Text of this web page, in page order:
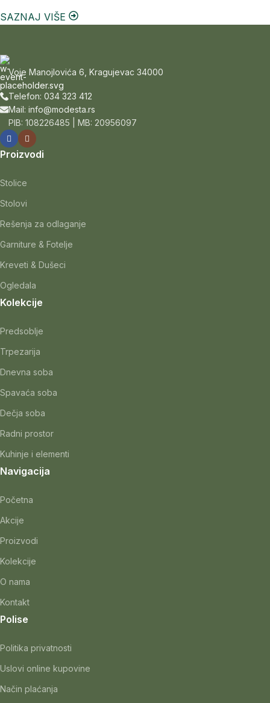
SAZNAJ VIŠE
Voje Manojlovića 6, Kragujevac 34000
Telefon: 034 323 412
Mail: info@modesta.rs
PIB: 108226485 | MB: 20956097
Proizvodi
Stolice
Stolovi
Rešenja za odlaganje
Garniture & Fotelje
Kreveti & Dušeci
Ogledala
Kolekcije
Predsoblje
Trpezarija
Dnevna soba
Spavaća soba
Dečja soba
Radni prostor
Kuhinje i elementi
Navigacija
Početna
Akcije
Proizvodi
Kolekcije
O nama
Kontakt
Polise
Politika privatnosti
Uslovi online kupovine
Način plaćanja